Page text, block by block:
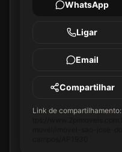
WhatsApp
Ligar
Email
Compartilhar
Link de compartilhamento: